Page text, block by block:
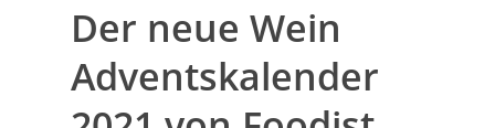
Der neue Wein
Adventskalender